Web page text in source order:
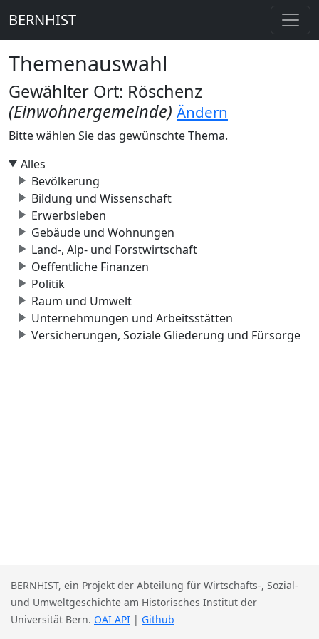
BERNHIST
Themenauswahl
Gewählter Ort: Röschenz
(Einwohnergemeinde) Ändern
Bitte wählen Sie das gewünschte Thema.
Alles
Bevölkerung
Bildung und Wissenschaft
Erwerbsleben
Gebäude und Wohnungen
Land-, Alp- und Forstwirtschaft
Oeffentliche Finanzen
Politik
Raum und Umwelt
Unternehmungen und Arbeitsstätten
Versicherungen, Soziale Gliederung und Fürsorge
BERNHIST, ein Projekt der Abteilung für Wirtschafts-, Sozial-
und Umweltgeschichte am Historisches Institut der
Universität Bern. OAI API | Github